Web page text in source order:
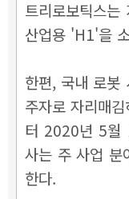
트리로보틱스
산업용 'H1'을
한편, 국내 로봇
주자로 자리매
터 2020년 5월
사는 주 사업 분
한다.